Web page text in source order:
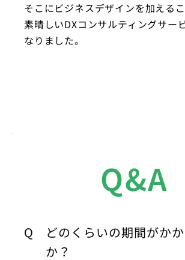
そこにビジネスデザインを加える
素晴しいDXコンサルティングサー
なりました。
Q&A
どのくらいの期間がか
か？
Q